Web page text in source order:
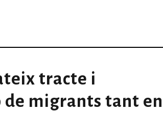
tracte i
de migrants tant en